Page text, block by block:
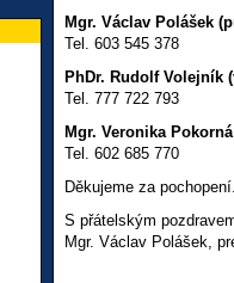
Mgr. Václav Polášek
Tel. 603 545 378
PhDr. Rudolf Volejník
Tel. 777 722 793
Mgr. Veronika
Tel. 602 685 770
Děkujeme za pochopení.
S přátelským
Mgr. Václav Polášek,